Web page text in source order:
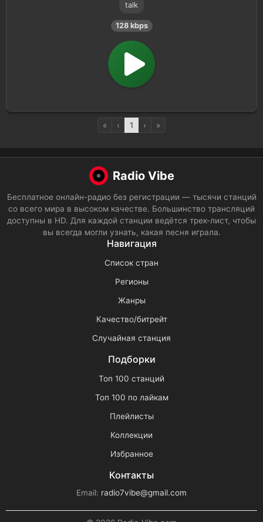
talk
128 kbps
« ‹ 1 › »
Radio Vibe
Бесплатное онлайн-радио без регистрации — тысячи станций
со всего мира в высоком качестве. Большинство трансляций
доступны в HD. Для каждой станции ведётся трек-лист, чтобы
вы всегда могли узнать, какая песня играла.
Навигация
Список стран
Регионы
Жанры
Качество/битрейт
Случайная станция
Подборки
Топ 100 станций
Топ 100 по лайкам
Плейлисты
Коллекции
Избранное
Контакты
Email: radio7vibe@gmail.com